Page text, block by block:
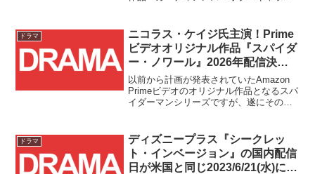
日当日に終えておりました！！
ドラマ
ニコラス・ケイジ氏主演！Prime
ビデオオリジナル作品『スパイダ
ー・ノワール』2026年配信決
定！！
以前から計画が発表されていたAmazon
Primeビデオのオリジナル作品となるスパ
イダーマンシリーズですが、遂にその第
れました！！
ドラマ
ディズニープラス『シークレッ
ト・インベージョン』の国内配信
日が米国と同じ2023/6/21(水)に決